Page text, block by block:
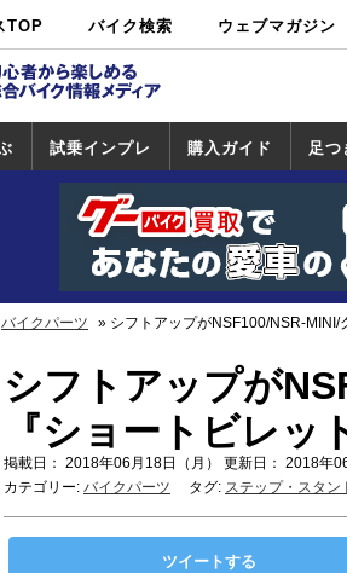
TOP バイク検索
中古バイ
ク・新車検
カタログ検
索
ショップ検
索
ウェブマガジン
試乗インプレ
試乗インプレ
一覧
ホンダ
ヤマハ
スズキ
カワサキ
ハーレー
BMW
トライアンフ
ドゥカティ
購入ガイド
一覧
足つ
バイクパーツ シフトアップがNSF100/NSR-
シフトアップが
『ショートビレ
掲載日： 2018年06月18日（月） 更新日： 2018年
カテゴリー: バイクパーツ タグ: ステップ・スタン
ツイートする